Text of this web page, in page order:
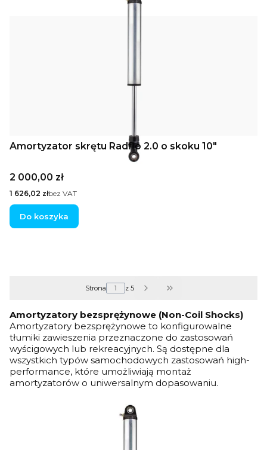
Amortyzator skrętu Radflo 2.0 o skoku 10"
Cena
2 000,00 zł
Cena
1 626,02 złbez VAT
Do koszyka
Strona z 5 Przejdź do ostatniej
Amortyzatory bezsprężynowe (Non-Coil Shocks)
Amortyzatory bezsprężynowe to konfigurowalne
tłumiki zawieszenia przeznaczone do zastosowań
wyścigowych lub rekreacyjnych. Są dostępne dla
wszystkich typów samochodowych zastosowań high-
performance, które umożliwiają montaż
amortyzatorów o uniwersalnym dopasowaniu.